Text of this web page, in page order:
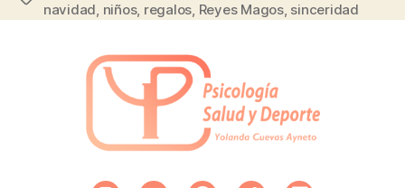
navidad, niños, regalos, Reyes Magos, sinceridad